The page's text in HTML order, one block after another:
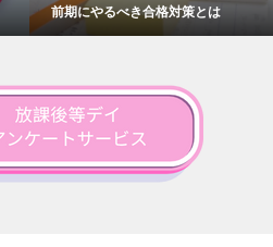
前期にやるべき合格対策とは